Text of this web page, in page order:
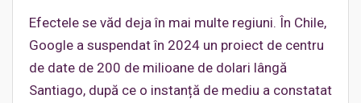
Efectele se văd deja în mai multe regiuni. În Chile,
Google a suspendat în 2024 un proiect de centru
de date de 200 de milioane de dolari lângă
Santiago, după ce o instanță de mediu a constatat